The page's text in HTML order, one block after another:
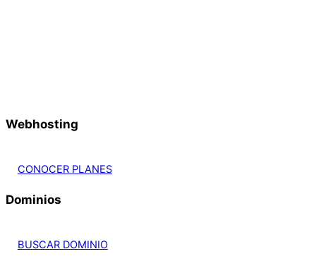
Webhosting
CONOCER PLANES
Dominios
BUSCAR DOMINIO